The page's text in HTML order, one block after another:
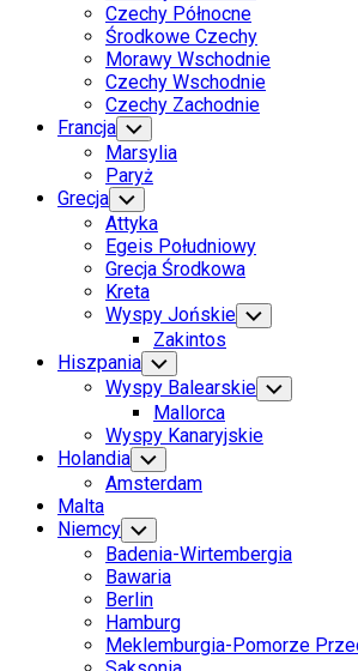
Czechy Północne
Środkowe Czechy
Morawy Wschodnie
Czechy Wschodnie
Czechy Zachodnie
Francja Toggle
Child
Menu
Marsylia
Paryż
Grecja Toggle
Child
Menu
Attyka
Egeis Południowy
Grecja Środkowa
Kreta
Wyspy Jońskie Toggle
Child
Zakintos
Hiszpania Toggle
Child
Menu
Wyspy Balearskie Toggle
Child
Mallorca
Wyspy Kanaryjskie
Holandia Toggle
Child
Menu
Amsterdam
Malta
Niemcy Toggle
Child
Menu
Badenia-Wirtembergia
Bawaria
Berlin
Hamburg
Meklemburgia-Pomorze